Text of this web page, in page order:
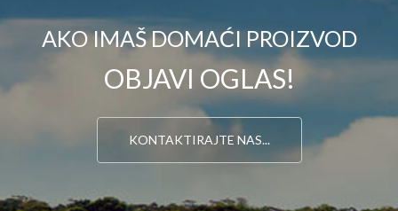
AKO IMAŠ DOMAĆI PROIZVOD
OBJAVI OGLAS!
KONTAKTIRAJTE NAS...